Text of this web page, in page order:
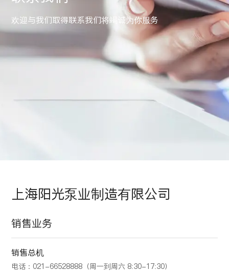
欢迎与我们取得联系我们将竭诚为你服务
上海阳光泵业制造有限公司
销售业务
销售总机
电话：021-66528888（周一到周六 8:30-17:30）